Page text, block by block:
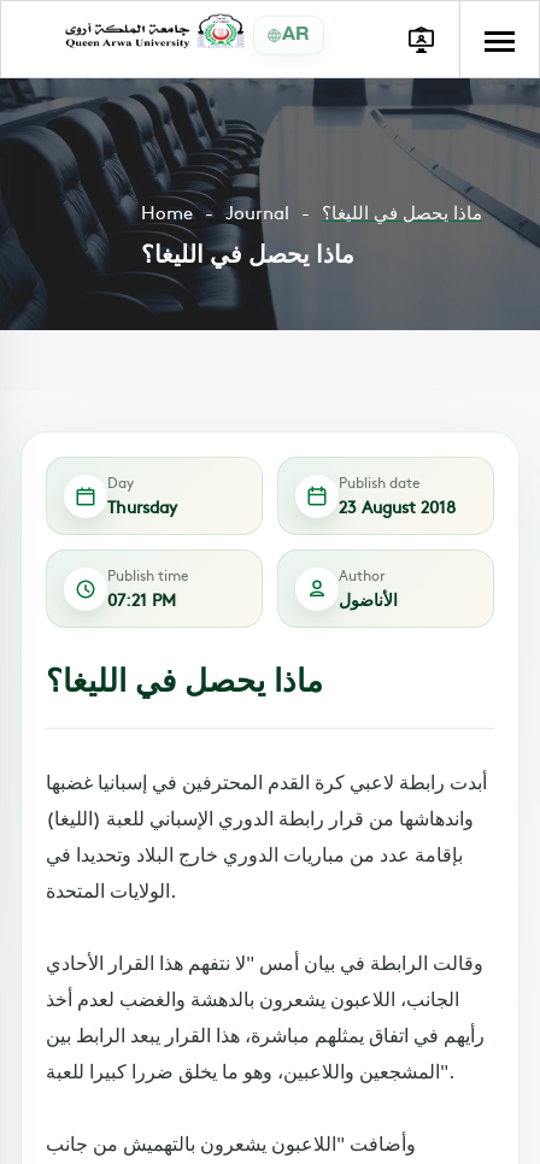
AR
Home Journal ماذا يحصل في الليغا؟
ماذا يحصل في الليغا؟
Day
Thursday
Publish date
23 August 2018
Publish time
07:21 PM
Author
الأناضول
ماذا يحصل في الليغا؟
أبدت رابطة لاعبي كرة القدم المحترفين في إسبانيا غضبها
واندهاشها من قرار رابطة الدوري الإسباني للعبة (الليغا)
بإقامة عدد من مباريات الدوري خارج البلاد وتحديدا في
الولايات المتحدة.
وقالت الرابطة في بيان أمس "لا نتفهم هذا القرار الأحادي
الجانب، اللاعبون يشعرون بالدهشة والغضب لعدم أخذ
رأيهم في اتفاق يمثلهم مباشرة، هذا القرار يبعد الرابط بين
المشجعين واللاعبين، وهو ما يخلق ضررا كبيرا للعبة".
وأضافت "اللاعبون يشعرون بالتهميش من جانب